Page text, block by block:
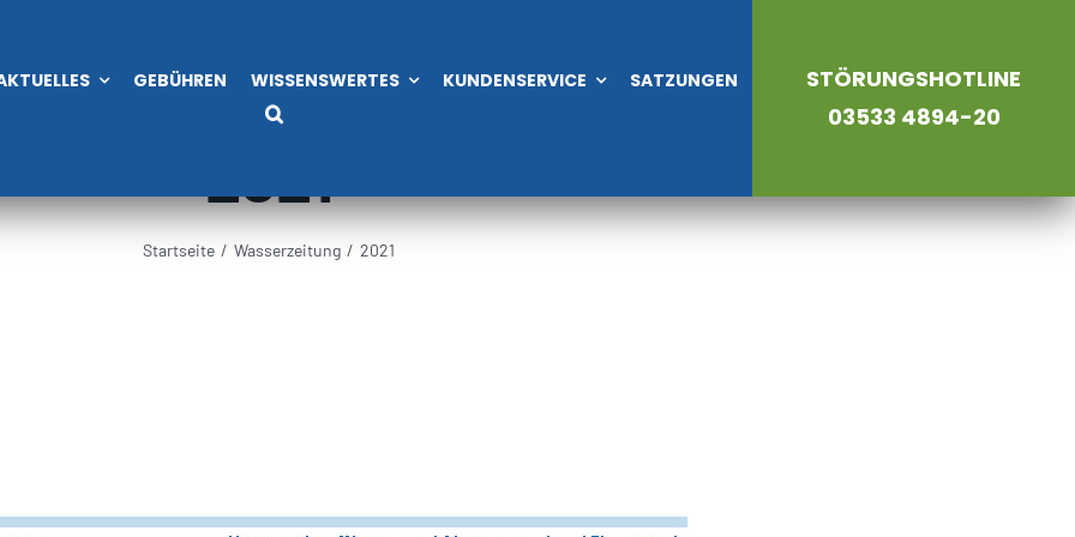
GEBÜHREN WISSENSWERTES KUNDENSERVICE SATZUNGEN
STÖRUNGSHOTLINE
03533 4894-20
2021
Startseite Wasserzeitung 2021